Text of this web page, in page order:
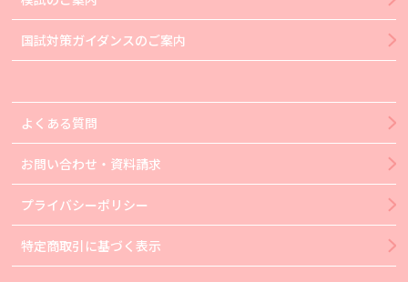
国試対策ガイダンスのご案内
よくある質問
お問い合わせ・資料請求
プライバシーポリシー
特定商取引に基づく表示